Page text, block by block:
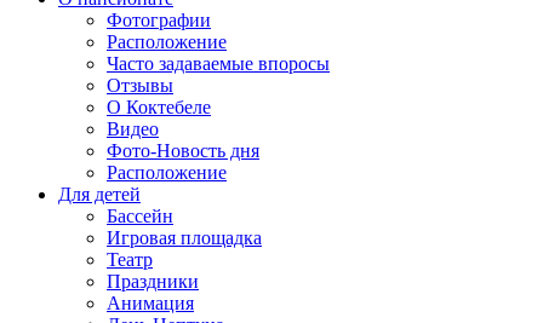
Фотографии
Расположение
Часто задаваемые впоросы
Отзывы
О Коктебеле
Видео
Фото-Новость дня
Расположение
Для детей
Бассейн
Игровая площадка
Театр
Праздники
Анимация